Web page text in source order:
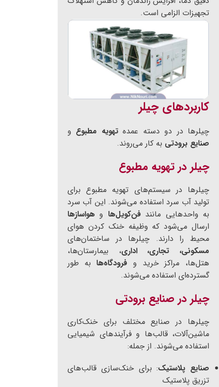
تجهیزات الزامی است.
کاربردهای چیلر
چیلرها در دو دسته عمدهتهویه مطبوع و
صنایع برودتی به کار می‌روند.
چیلر در تهویه مطبوع
چیلرها در سیستم‌های تهویه مطبوع برای
تولید آب سرد استفاده می‌شوند. این آب سرد
به واحدهایی مانندفن‌کویل‌ها و هواسازها
ارسال می‌شود که وظیفه خنک کردن هوای
محیط را دارند. چیلرها در ساختمان‌های
مسکونی، تجاری، اداری، بیمارستان‌ها،
هتل‌ها، مراکز خرید و فرودگاه‌هابه طور
گسترده‌ای استفاده می‌شوند.
چیلر در صنایع برودتی
چیلرها در صنایع مختلف برای خنک‌کاری
ماشین‌آلات، قالب‌ها و فرآیندهای شیمیایی
استفاده می‌شوند. از جمله:
صنایع پلاستیک: برای خنک‌سازی قالب‌های
تزریق پلاستیک